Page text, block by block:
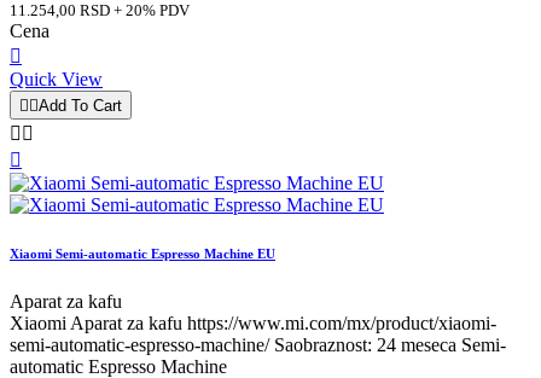
11.254,00 RSD + 20% PDV
Cena

Quick View
Add To Cart
 

Xiaomi Semi-automatic Espresso Machine EU
Aparat za kafu
Xiaomi Aparat za kafu https://www.mi.com/mx/product/xiaomi-
semi-automatic-espresso-machine/ Saobraznost: 24 meseca Semi-
automatic Espresso Machine